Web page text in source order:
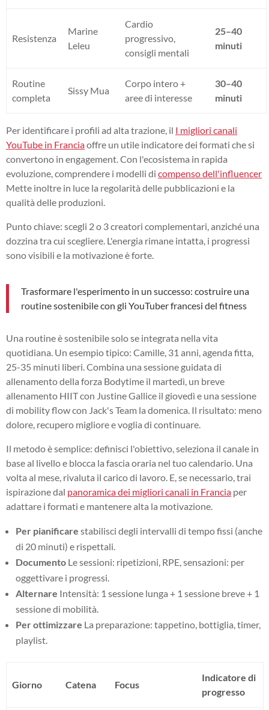
Resistenza
Marine
Leleu
Cardio
progressivo,
consigli mentali
25–40
minuti
Routine
completa
Sissy Mua
Corpo intero +
aree di interesse
30–40
minuti
Per identificare i profili ad alta trazione, il I migliori canali
YouTube in Franciaoffre un utile indicatore dei formati che si
convertono in engagement. Con l'ecosistema in rapida
evoluzione, comprendere i modelli di compenso dell'influencer
Mette inoltre in luce la regolarità delle pubblicazioni e la
qualità delle produzioni.
Punto chiave: scegli 2 o 3 creatori complementari, anziché una
dozzina tra cui scegliere. L'energia rimane intatta, i progressi
sono visibili e la motivazione è forte.
Trasformare l'esperimento in un successo: costruire una
routine sostenibile con gli YouTuber francesi del fitness
Una routine è sostenibile solo se integrata nella vita
quotidiana. Un esempio tipico: Camille, 31 anni, agenda fitta,
25-35 minuti liberi. Combina una sessione guidata di
allenamento della forza Bodytime il martedì, un breve
allenamento HIIT con Justine Gallice il giovedì e una sessione
di mobility flow con Jack's Team la domenica. Il risultato: meno
dolore, recupero migliore e voglia di continuare.
Il metodo è semplice: definisci l'obiettivo, seleziona il canale in
base al livello e blocca la fascia oraria nel tuo calendario. Una
volta al mese, rivaluta il carico di lavoro. E, se necessario, trai
ispirazione dal panoramica dei migliori canali in Francia per
adattare i formati e mantenere alta la motivazione.
Per pianificare stabilisci degli intervalli di tempo fissi (anche
di 20 minuti) e rispettali.
Documento Le sessioni: ripetizioni, RPE, sensazioni: per
oggettivare i progressi.
Alternare Intensità: 1 sessione lunga + 1 sessione breve + 1
sessione di mobilità.
Per ottimizzare La preparazione: tappetino, bottiglia, timer,
playlist.
Giorno Catena Focus
Indicatore di
progresso